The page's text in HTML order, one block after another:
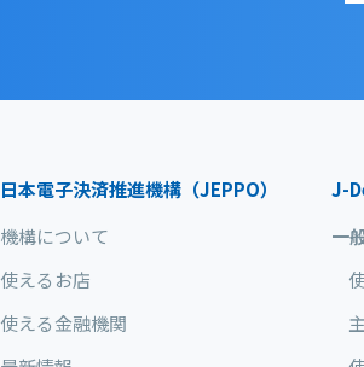
日本電子決済推進機構（JEPPO）
機構について
使えるお店
使える金融機関
J-
一